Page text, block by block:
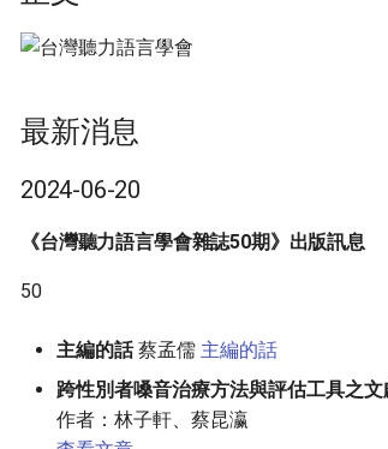
最新消息
2024-06-20
《台灣聽力語言學會雜誌50期》出版訊息
50
主編的話蔡孟儒 主編的話
跨性別者嗓音治療方法與評估工具之
作者：林子軒、蔡昆瀛